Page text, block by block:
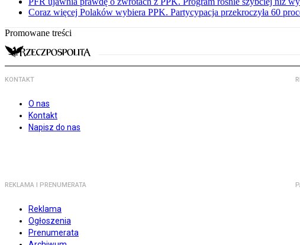
Coraz więcej Polaków wybiera PPK. Partycypacja przekroczyła 60
Promowane treści
KONTAKT
O nas
Kontakt
Napisz do nas
REKLAMA I PRENUMERATA
Reklama
Ogłoszenia
Prenumerata